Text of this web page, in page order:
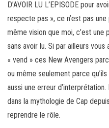
D’AVOIR LU L’EPISODE pour
respecte pas », ce n’est pas une
même vision que moi, c’est une
sans avoir lu. Si par ailleurs vous
« vend » ces New Avengers
ou même seulement parce
aussi une erreur
dans la mythologie de Cap
reprendre le rôle.